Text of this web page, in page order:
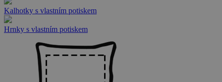
Kalhotky s vlastním potiskem
Hrnky s vlastním potiskem